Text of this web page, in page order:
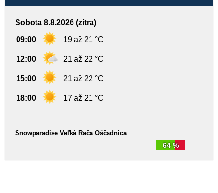
Sobota 8.8.2026 (zítra)
09:00 19 až 21 °C
12:00 21 až 22 °C
15:00 21 až 22 °C
18:00 17 až 21 °C
64 %
Snowparadise Veľká Rača Oščadnica